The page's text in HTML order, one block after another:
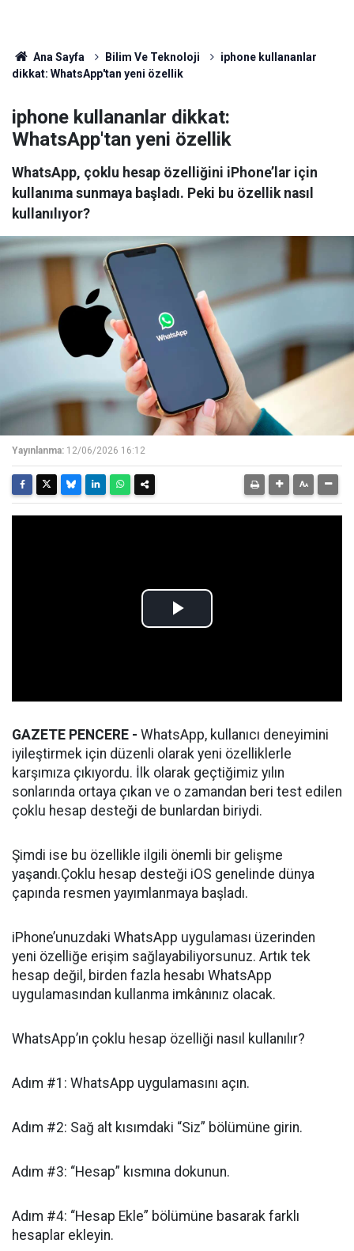
Ana Sayfa Bilim Ve Teknoloji
iphone kullananlar
dikkat: WhatsApp'tan yeni özellik
iphone kullananlar dikkat:
WhatsApp'tan yeni özellik
WhatsApp, çoklu hesap özelliğini iPhone’lar için
kullanıma sunmaya başladı. Peki bu özellik nasıl
kullanılıyor?
Yayınlanma: 12/06/2026 16:12
GAZETE PENCERE - WhatsApp, kullanıcı deneyimini
iyileştirmek için düzenli olarak yeni özelliklerle
karşımıza çıkıyordu. İlk olarak geçtiğimiz yılın
sonlarında ortaya çıkan ve o zamandan beri test edilen
çoklu hesap desteği de bunlardan biriydi.
Şimdi ise bu özellikle ilgili önemli bir gelişme
yaşandı.Çoklu hesap desteği iOS genelinde dünya
çapında resmen yayımlanmaya başladı.
iPhone’unuzdaki WhatsApp uygulaması üzerinden
yeni özelliğe erişim sağlayabiliyorsunuz. Artık tek
hesap değil, birden fazla hesabı WhatsApp
uygulamasından kullanma imkânınız olacak.
WhatsApp’ın çoklu hesap özelliği nasıl kullanılır?
Adım #1: WhatsApp uygulamasını açın.
Adım #2: Sağ alt kısımdaki “Siz” bölümüne girin.
Adım #3: “Hesap” kısmına dokunun.
Adım #4: “Hesap Ekle” bölümüne basarak farklı
hesaplar ekleyin.